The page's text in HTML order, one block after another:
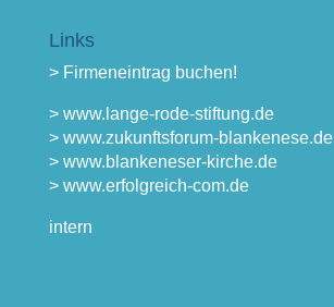
Links
> Firmeneintrag buchen!
> www.lange-rode-stiftung.de
> www.zukunftsforum-blankenese.de
> www.blankeneser-kirche.de
> www.erfolgreich-com.de
intern